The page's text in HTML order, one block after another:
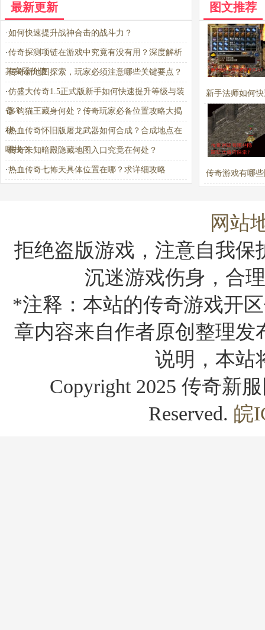
最新更新
·如何快速提升战神合击的战斗力？
·传奇探测项链在游戏中究竟有没有用？深度解析
其实际价值
·传奇新地图探索，玩家必须注意哪些关键要点？
·仿盛大传奇1.5正式版新手如何快速提升等级与装
备？
·多钩猫王藏身何处？传奇玩家必备位置攻略大揭
秘
·热血传奇怀旧版屠龙武器如何合成？合成地点在
哪找？
·传奇未知暗殿隐藏地图入口究竟在何处？
·热血传奇七怖天具体位置在哪？求详细攻略
图文推荐
新手法师如何
实力？
传奇游戏有哪
网站
拒绝盗版游戏，注意自我
沉迷游戏伤身，合
*注释：本站的传奇游戏开
章内容来自作者原创整理
说明，本站
Copyright 2025 传奇新
Reserved. 皖